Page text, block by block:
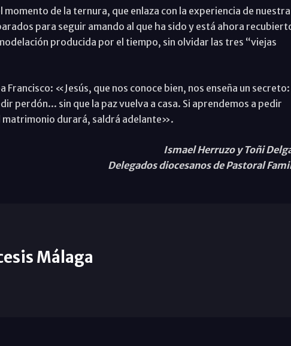
momento de la ternura, que enlaza con la experiencia de nuestra
para seguir amando al que ha sido y está ahora
producida por el tiempo, sin olvidar las tres “viejas
Francisco: «Jesús, que nos conoce bien, nos enseña un secreto:
perdón... sin que la paz vuelva a casa. Si aprendemos a pedir
matrimonio durará, saldrá adelante».
Ismael Herruzo y Toñi
Delegados diocesanos de Pastoral
Málaga